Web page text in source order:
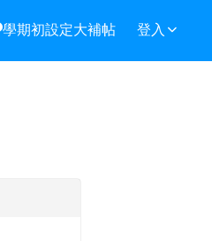
學期初設定大補帖 登入